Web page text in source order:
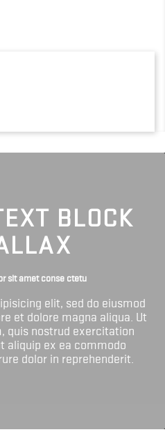
BLOCK
sit amet conse ctetu
elit, sed do eiusmod
et dolore magna aliqua. Ut
quis nostrud exercitation
aliquip ex ea commodo
dolor in reprehenderit.